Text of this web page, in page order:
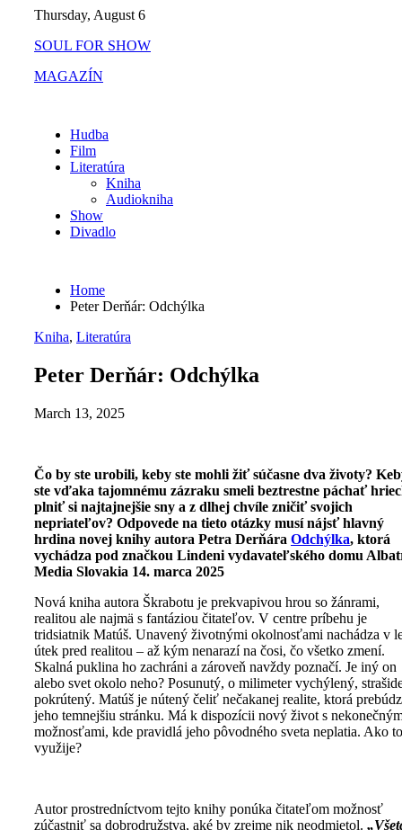
content
Thursday, August 6
SOUL FOR SHOW
MAGAZÍN
Hudba
Film
Literatúra
Kniha
Audiokniha
Show
Divadlo
Home
Peter Derňár: Odchýlka
Kniha, Literatúra
Peter Derňár: Odchýlka
March 13, 2025
Čo by ste urobili, keby ste mohli žiť súčasne dva životy?
ste vďaka tajomnému zázraku smeli beztrestne páchať
plniť si najtajnejšie sny a z dlhej chvíle zničiť svojich
nepriateľov? Odpovede na tieto otázky musí nájsť hlavný
hrdina novej knihy autora Petra Derňára Odchýlka, ktorá
vychádza pod značkou Lindeni vydavateľského domu
Media Slovakia 14. marca 2025
Nová kniha autora Škrabotu je prekvapivou hrou so žánrami,
realitou ale najmä s fantáziou čitateľov. V centre príbehu je
tridsiatnik Matúš. Unavený životnými okolnosťami nachádza v
útek pred realitou – až kým nenarazí na čosi, čo všetko zmení.
Skalná puklina ho zachráni a zároveň navždy poznačí. Je iný on
alebo svet okolo neho? Posunutý, o milimeter vychýlený,
pokrútený. Matúš je nútený čeliť nečakanej realite, ktorá
jeho temnejšiu stránku. Má k dispozícii nový život s
možnosťami, kde pravidlá jeho pôvodného sveta neplatia. Ako to
využije?
Autor prostredníctvom tejto knihy ponúka čitateľom možnosť
zúčastniť sa dobrodružstva, aké by zrejme nik neodmietol.